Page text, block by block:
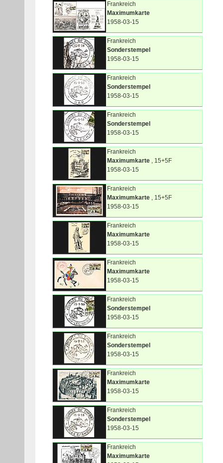
Frankreich
Maximumkarte
1958-03-15
Frankreich
Sonderstempel
1958-03-15
Frankreich
Sonderstempel
1958-03-15
Frankreich
Sonderstempel
1958-03-15
Frankreich
Maximumkarte , 15+5F
1958-03-15
Frankreich
Maximumkarte , 15+5F
1958-03-15
Frankreich
Maximumkarte
1958-03-15
Frankreich
Maximumkarte
1958-03-15
Frankreich
Sonderstempel
1958-03-15
Frankreich
Sonderstempel
1958-03-15
Frankreich
Maximumkarte
1958-03-15
Frankreich
Sonderstempel
1958-03-15
Frankreich
Maximumkarte